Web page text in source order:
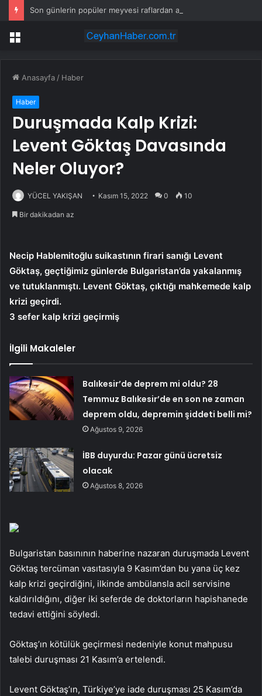
Menü
Anasayfa / Haber
Haber
Duruşmada Kalp Krizi:
Levent Göktaş Davasında
Neler Oluyor?
YÜCEL YAKIŞAN Kasım 15, 2022 0 10
Bir dakikadan az
Necip Hablemitoğlu suikastının firari sanığı Levent
Göktaş, geçtiğimiz günlerde Bulgaristan’da yakalanmış
ve tutuklanmıştı. Levent Göktaş, çıktığı mahkemede kalp
krizi geçirdi.
3 sefer kalp krizi geçirmiş
İlgili Makaleler
Balıkesir’de deprem mi oldu? 28
Temmuz Balıkesir’de en son ne zaman
deprem oldu, depremin şiddeti belli mi?
Ağustos 9, 2026
İBB duyurdu: Pazar günü ücretsiz
olacak
Ağustos 8, 2026
Bulgaristan basınının haberine nazaran duruşmada Levent
Göktaş tercüman vasıtasıyla 9 Kasım’dan bu yana üç kez
kalp krizi geçirdiğini, ilkinde ambülansla acil servisine
kaldırıldığını, diğer iki seferde de doktorların hapishanede
tedavi ettiğini söyledi.
Göktaş’ın kötülük geçirmesi nedeniyle konut mahpusu
talebi duruşması 21 Kasım’a ertelendi.
Levent Göktaş’ın, Türkiye’ye iade duruşması 25 Kasım’da